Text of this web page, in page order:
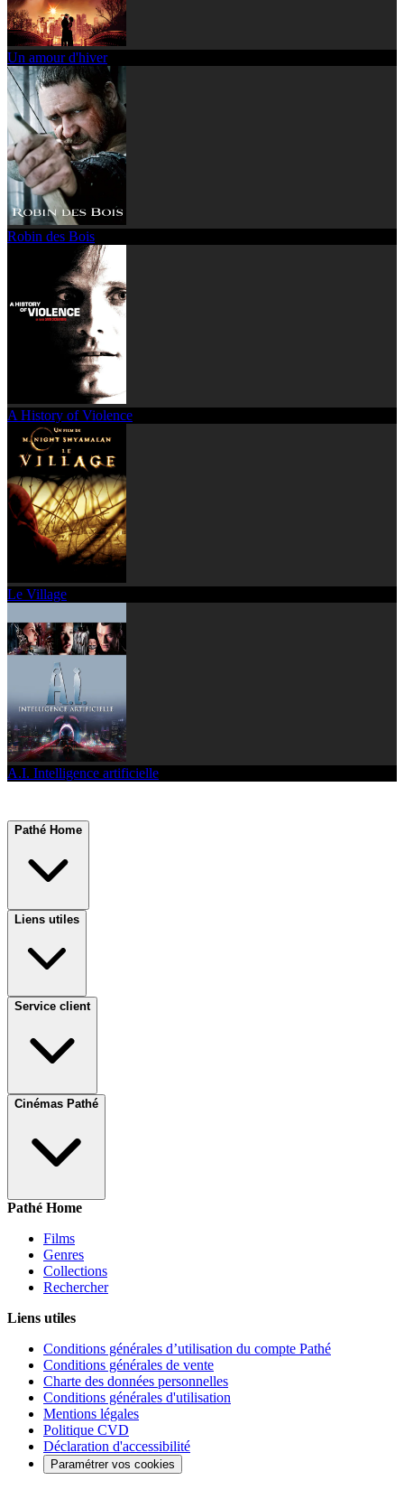
Un amour d'hiver
Robin des Bois
A History of Violence
Le Village
A.I. Intelligence artificielle
Pathé Home
Liens utiles
Service client
Cinémas Pathé
Pathé Home
Films
Genres
Collections
Rechercher
Liens utiles
Conditions générales d’utilisation du compte Pathé
Conditions générales de vente
Charte des données personnelles
Conditions générales d'utilisation
Mentions légales
Politique CVD
Déclaration d'accessibilité
Paramétrer vos cookies